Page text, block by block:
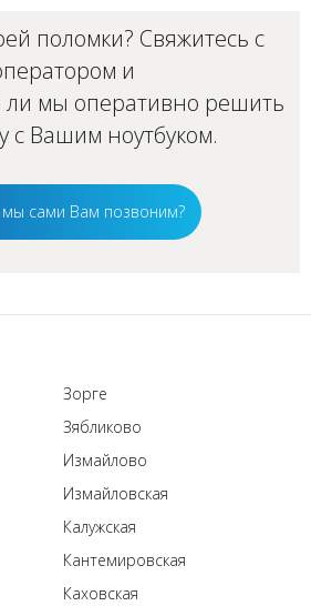
поломки? Свяжитесь с
и
ли мы оперативно решить
с Вашим ноутбуком.
мы сами Вам позвоним?
Зорге
Зябликово
Измайлово
Измайловская
Калужская
Кантемировская
Каховская